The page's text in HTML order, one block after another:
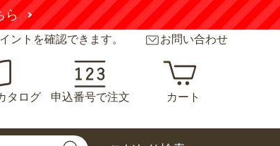
ら
トを確認できます。 お問い合わせ
タログ 申込番号で注文 カート